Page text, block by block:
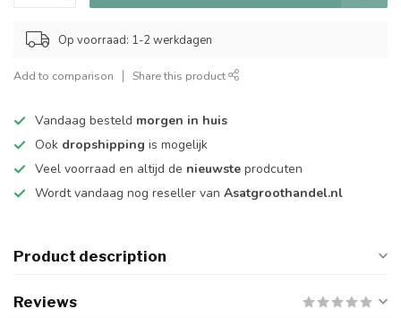
Op voorraad: 1-2 werkdagen
Add to comparison Share this product
Vandaag besteld morgen in huis
Ook dropshipping is mogelijk
Veel voorraad en altijd de nieuwste prodcuten
Wordt vandaag nog reseller van Asatgroothandel.nl
Product description
Reviews